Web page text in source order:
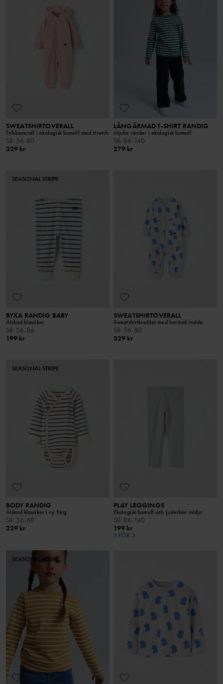
SWEATSHIRTOVERALL
Trikåoverall i ekologisk bomull med stretch
Stl: 56-80
329 kr
LÅNGÄRMAD T-SHIRT RANDIG
Mjuka ränder i ekologisk bomull
Stl: 86-140
279 kr
SEASONAL STRIPE
BYXA RANDIG BABY
Älskad klassiker
Stl: 56-86
199 kr
SWEATSHIRTOVERALL
Sweatshirtkvalitet med borstad insida
Stl: 56-80
329 kr
SEASONAL STRIPE
BODY RANDIG
Älskad klassiker i ny färg
Stl: 56-68
229 kr
PLAY LEGGINGS
Ekologisk bomull och justerbar midja
Stl: 86-140
199 kr
3 FÖR 2
SEASONAL STRIPE